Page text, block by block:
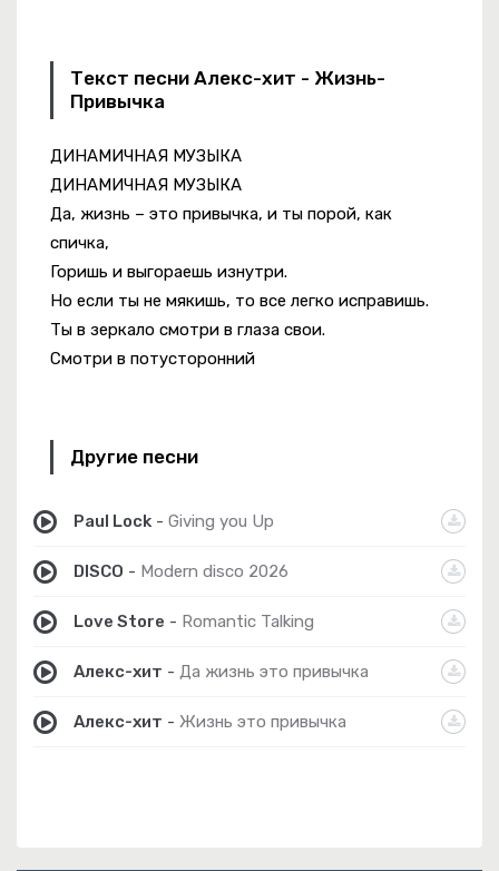
Текст песни Алекс-хит - Жизнь-
Привычка
ДИНАМИЧНАЯ МУЗЫКА
ДИНАМИЧНАЯ МУЗЫКА
Да, жизнь – это привычка, и ты порой, как
спичка,
Горишь и выгораешь изнутри.
Но если ты не мякишь, то все легко исправишь.
Ты в зеркало смотри в глаза свои.
Смотри в потусторонний
Другие песни
Paul Lock - Giving you Up
DISCO - Modern disco 2026
Love Store - Romantic Talking
Алекс-хит - Да жизнь это привычка
Алекс-хит - Жизнь это привычка